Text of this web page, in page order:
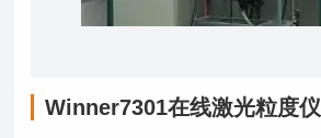
Winner7301在线激光粒度仪